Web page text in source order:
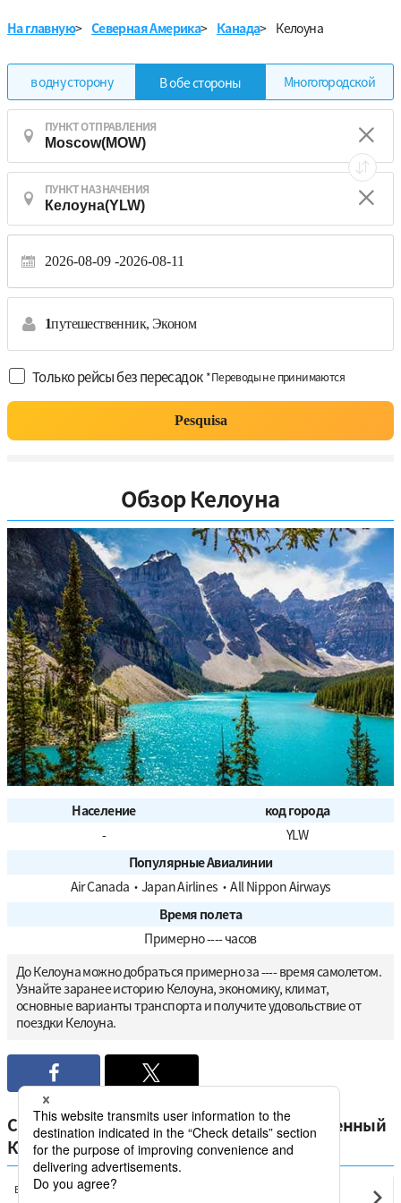
На главную> Северная Америка> Канада> Келоуна
в одну сторону В обе стороны Многогородской
ПУНКТ ОТПРАВЛЕНИЯ
ПУНКТ НАЗНАЧЕНИЯ
2026-08-09 2026-08-11
1путешественник, Эконом
Только рейсы без пересадок *Переводы не принимаются
Pesquisa
Обзор Келоуна
Население
код города
-
YLW
Популярные Авиалинии
Air Canada ・Japan Airlines ・All Nippon Airways
Время полета
Примерно ---- часов
До Келоуна можно добраться примерно за ---- время самолетом.
Узнайте заранее историю Келоуна, экономику, климат,
основные варианты транспорта и получите удовольствие от
поездки Келоуна.
Сравните самые низкие цены на отечественный
Канада от Келоуна
Ванкувер Келоуна(YLW)